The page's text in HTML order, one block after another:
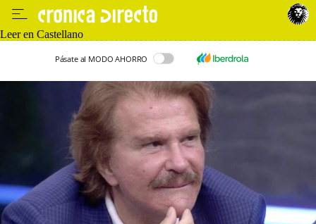
Leer en Castellano
Pásate al MODO AHORRO